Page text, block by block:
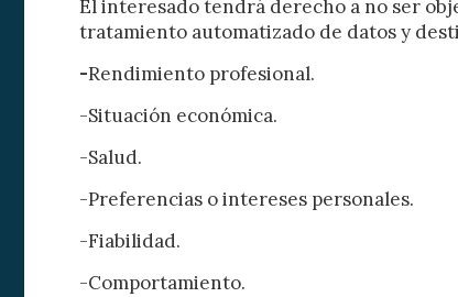
El interesado tendrá derecho a no ser
tratamiento automatizado de datos y
-Rendimiento profesional.
-Situación económica.
-Salud.
-Preferencias o intereses personales.
-Fiabilidad.
-Comportamiento.